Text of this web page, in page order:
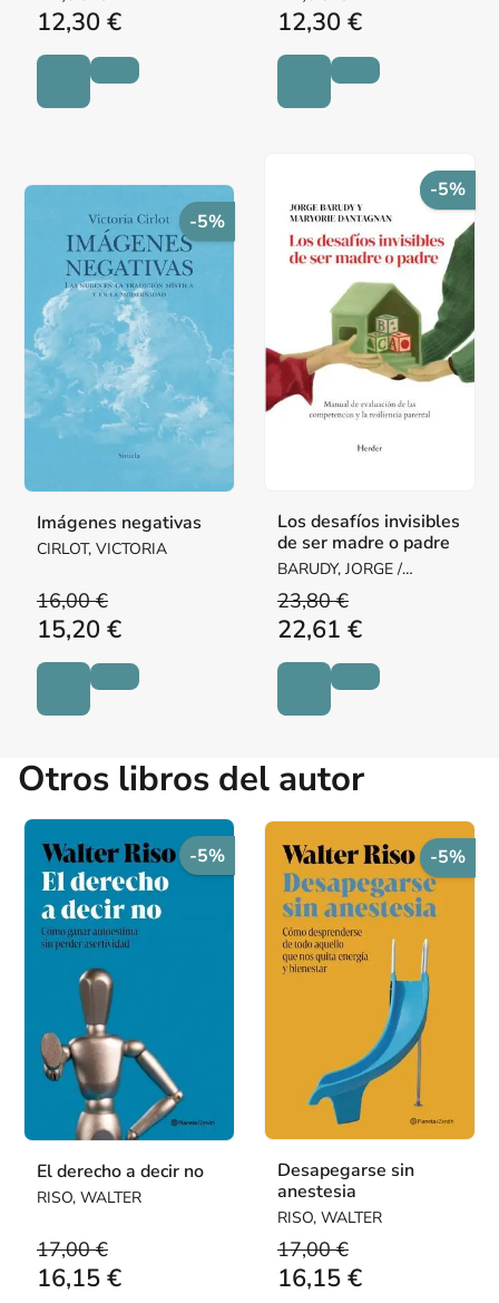
12,30 € 12,30 €
-5%
Imágenes negativas
CIRLOT, VICTORIA
16,00 €
15,20 €
-5%
Los desafíos invisibles
de ser madre o padre
BARUDY, JORGE /
DANTAGNAN, MARYORIE
23,80 €
22,61 €
Otros libros del autor
-5%
El derecho a decir no
RISO, WALTER
17,00 €
16,15 €
-5%
Desapegarse sin
anestesia
RISO, WALTER
17,00 €
16,15 €